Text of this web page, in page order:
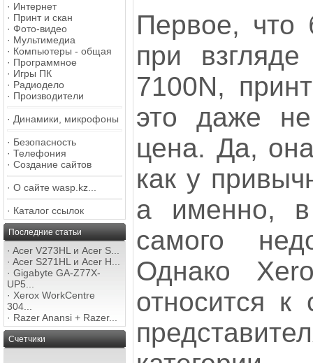
· Интернет
· Принт и скан
· Фото-видео
· Мультимедиа
· Компьютеры - общая
· Программное
· Игры ПК
· Радиодело
· Производители
· Динамики, микрофоны
· Безопасность
· Телефония
· Создание сайтов
· О сайте wasp.kz...
· Каталог ссылок
Последние статьи
· Acer V273HL и Acer S...
· Acer S271HL и Acer H...
· Gigabyte GA-Z77X-
UP5...
· Xerox WorkCentre
304...
· Razer Anansi + Razer...
Счетчики
Первое, что
при
7100N,
это даже
цена. Да,
как у
а именно,
самого
Однако
относится